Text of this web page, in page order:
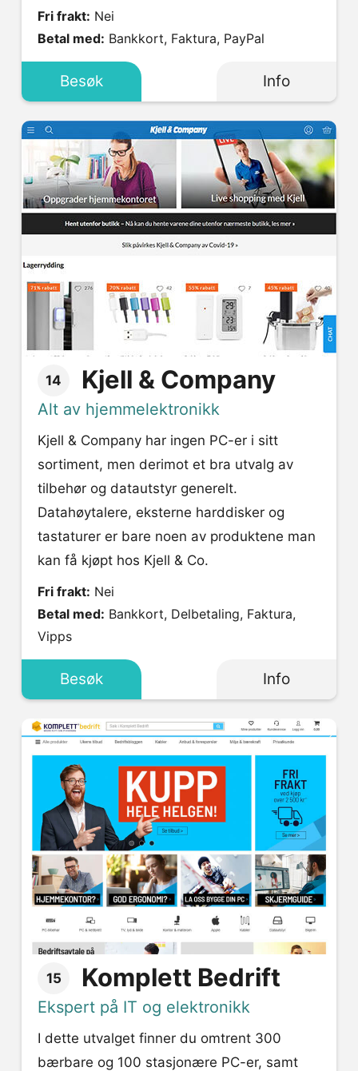
Fri frakt: Nei
Betal med: Bankkort, Faktura, PayPal
Besøk Info
14 Kjell & Company
Alt av hjemmelektronikk
Kjell & Company har ingen PC-er i sitt
sortiment, men derimot et bra utvalg av
tilbehør og datautstyr generelt.
Datahøytalere, eksterne harddisker og
tastaturer er bare noen av produktene man
kan få kjøpt hos Kjell & Co.
Fri frakt: Nei
Betal med:
Vipps
Besøk Info
15 Komplett Bedrift
Ekspert på IT og elektronikk
I dette utvalget finner du omtrent 300
bærbare og 100 stasjonære PC-er, samt